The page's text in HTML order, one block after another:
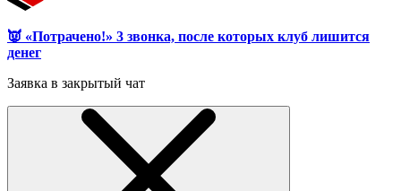
👿 «Потрачено!» 3 звонка, после которых клуб лишится
денег
Заявка в закрытый чат